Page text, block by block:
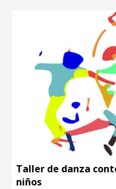
Taller de danza
niños